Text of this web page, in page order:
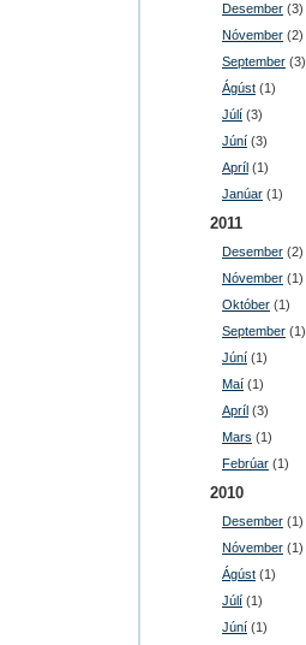
Desember (3)
Nóvember (2)
September (3)
Ágúst (1)
Júlí (3)
Júní (3)
Apríl (1)
Janúar (1)
2011
Desember (2)
Nóvember (1)
Október (1)
September (1)
Júní (1)
Maí (1)
Apríl (3)
Mars (1)
Febrúar (1)
2010
Desember (1)
Nóvember (1)
Ágúst (1)
Júlí (1)
Júní (1)